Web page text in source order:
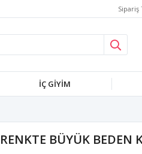
Sipariş
İÇ GİYİM
RENKTE BÜYÜK BEDEN